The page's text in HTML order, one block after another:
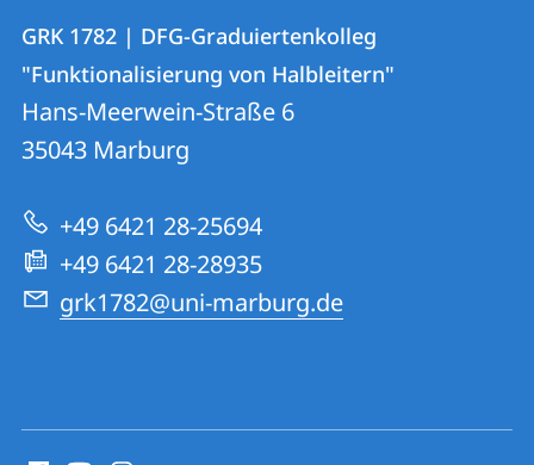
Kontakt
und
Informationen
zur
Website
Kontaktinformationen
GRK
1782
|
Graduiertenkolleg
"Funktionalisierung
von
Halbleitern"
GRK 1782 | DFG-Graduiertenkolleg
"Funktionalisierung von Halbleitern"
Hans-Meerwein-Straße 6
35043 Marburg
+49 6421 28-25694
+49 6421 28-28935
grk1782@uni-marburg.de